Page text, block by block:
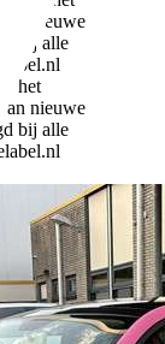
nieuwe
bij alle
het
nieuwe
bij alle